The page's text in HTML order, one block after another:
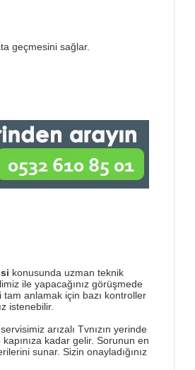
geçmesini sağlar.
konusunda uzman teknik
ile yapacağınız görüşmede
tam anlamak için bazı kontroller
istenebilir.
arızalı Tvnızın yerinde
kadar gelir. Sorunun en
sunar. Sizin onayladığınız